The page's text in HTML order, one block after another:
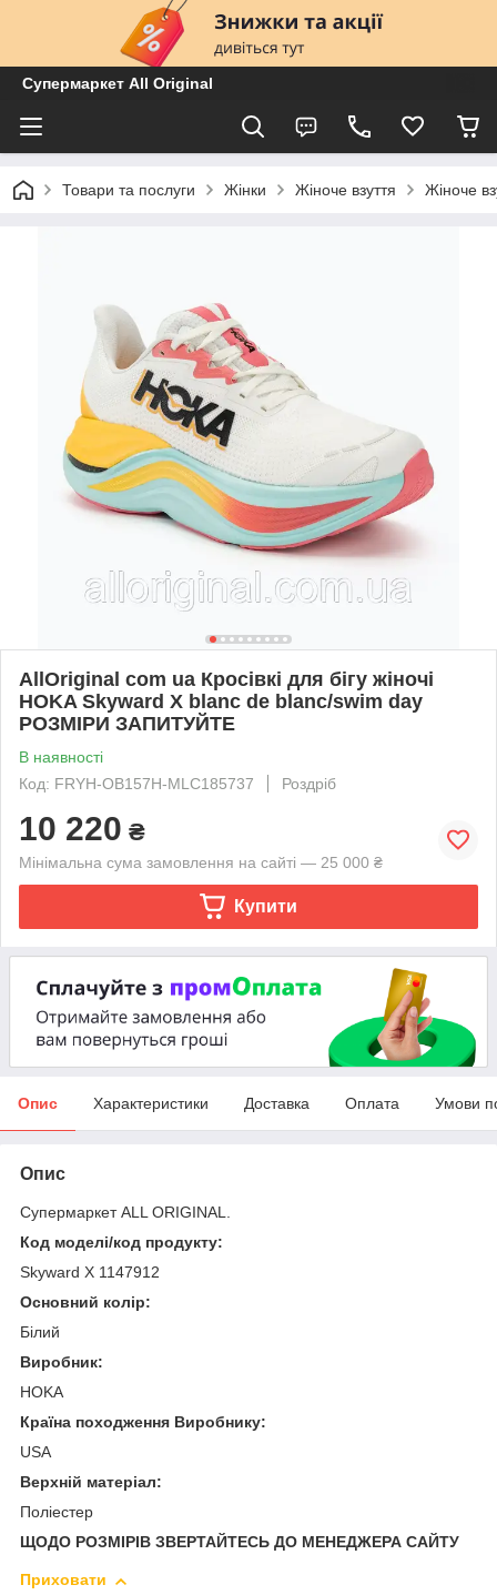
Супермаркет All Original
Товари та послуги Жінки Жіноче взуття Жіноче
AllOriginal com ua Кросівкі для бігу жіночі
HOKA Skyward X blanc de blanc/swim day
РОЗМІРИ ЗАПИТУЙТЕ
В наявності
Код: FRYH-OB157H-MLC185737
Роздріб
10 220 ₴
Мінімальна сума замовлення на сайті — 25 000 ₴
Купити
Опис Характеристики Доставка Оплата Умови
Опис
Супермаркет ALL ORIGINAL.
Код моделі/код продукту:
Skyward X 1147912
Основний колір:
Білий
Виробник:
HOKA
Країна походження Виробнику:
USA
Верхній матеріал:
Поліестер
ЩОДО РОЗМІРІВ ЗВЕРТАЙТЕСЬ ДО МЕНЕДЖЕРА САЙТУ
Приховати